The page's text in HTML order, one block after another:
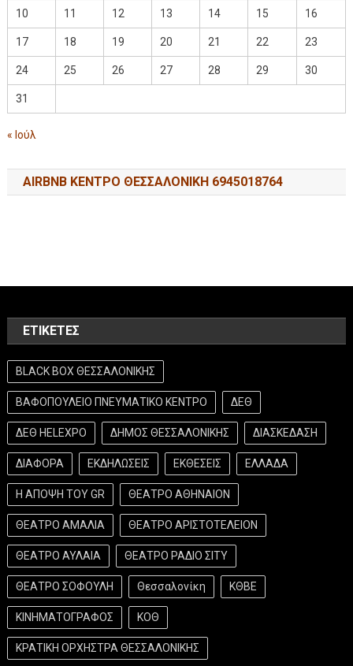
10 11 12 13 14 15 16
17 18 19 20 21 22 23
24 25 26 27 28 29 30
31
« Ιούλ
AIRBNB ΚΕΝΤΡΟ ΘΕΣΣΑΛΟΝΙΚΗ 6945018764
ΕΤΙΚΈΤΕΣ
BLACK BOX ΘΕΣΣΑΛΟΝΙΚΗΣ
ΒΑΦΟΠΟΥΛΕΙΟ ΠΝΕΥΜΑΤΙΚΟ ΚΕΝΤΡΟ ΔΕΘ
ΔΕΘ HELEXPO ΔΗΜΟΣ ΘΕΣΣΑΛΟΝΙΚΗΣ ΔΙΑΣΚΕΔΑΣΗ
ΔΙΑΦΟΡΑ ΕΚΔΗΛΩΣΕΙΣ ΕΚΘΕΣΕΙΣ ΕΛΛΑΔΑ
Η ΑΠΟΨΗ ΤΟΥ GR ΘΕΑΤΡΟ ΑΘΗΝΑΙΟΝ
ΘΕΑΤΡΟ ΑΜΑΛΙΑ ΘΕΑΤΡΟ ΑΡΙΣΤΟΤΕΛΕΙΟΝ
ΘΕΑΤΡΟ ΑΥΛΑΙΑ ΘΕΑΤΡΟ ΡΑΔΙΟ ΣΙΤΥ
ΘΕΑΤΡΟ ΣΟΦΟΥΛΗ Θεσσαλονίκη ΚΘΒΕ
ΚΙΝΗΜΑΤΟΓΡΑΦΟΣ ΚΟΘ
ΚΡΑΤΙΚΗ ΟΡΧΗΣΤΡΑ ΘΕΣΣΑΛΟΝΙΚΗΣ